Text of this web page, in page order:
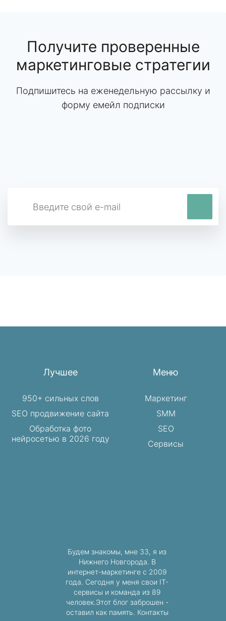
Получите проверенные
маркетинговые стратегии
Подпишитесь на еженедельную рассылку и
форму емейл подписки
Лучшее
950+ сильных слов
SEO продвижение сайта
Обработка фото
нейросетью в 2026 году
Меню
Маркетинг
SMM
SEO
Сервисы
Будем знакомы, мне 33, я из
Нижнего Новгорода. В
интернет-маркетинге с 2009
года. Сегодня у меня свои IT-
сервисы и команда из 89
человек.Этот блог заброшен -
оставил как память. Контакты